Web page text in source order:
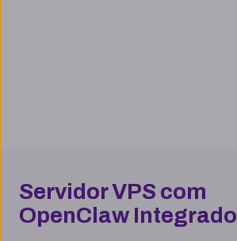
Servidor VPS com
OpenClaw Integrado